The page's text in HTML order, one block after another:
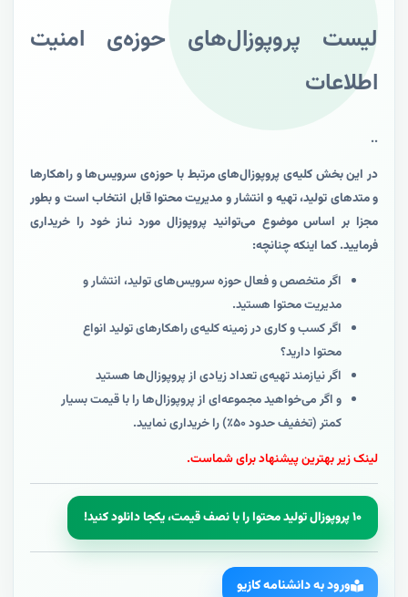
لیست پروپوزال‌های حوزه‌ی امنیت
اطلاعات
..
در این بخش کلیه‌ی پروپوزال‌های مرتبط با حوزه‌ی سرویس‌ها و راهکارها
و متدهای تولید، تهیه و انتشار و مدیریت محتوا قابل انتخاب است و بطور
مجزا بر اساس موضوع می‌توانید پروپوزال مورد نىاز خود را خریداری
فرمایید. کما اینکه چنانچه:
اگر متخصص و فعال حوزه سرویس‌های تولید، انتشار و
مدیریت محتوا هستید.
اگر کسب و کاری در زمینه کلیه‌ی راهکارهای تولید انواع
محتوا دارید؟
اگر نیازمند تهیه‌ی تعداد زیادی از پروپوزال‌ها هستید
و اگر می‌خواهید مجموعه‌ای از پروپوزال‌ها را با قیمت بسیار
کمتر (تخفیف حدود ۵۰٪) را خریداری نمایید.
لینک زیر بهترین پیشنهاد برای شماست.
۱۰ پروپوزال‌ تولید محتوا را با نصف قیمت، یکجا دانلود کنید!
ورود به دانشنامه کازیو